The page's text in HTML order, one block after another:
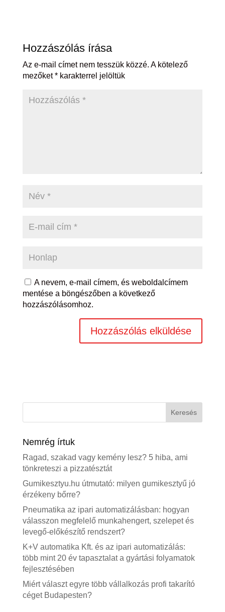
Hozzászólás írása
Az e-mail címet nem tesszük közzé. A kötelező
mezőket*karakterrel jelöltük
A nevem, e-mail címem, és weboldalcímem
mentése a böngészőben a következő
hozzászólásomhoz.
Nemrég írtuk
Ragad, szakad vagy kemény lesz? 5 hiba, ami
tönkreteszi a pizzatésztát
Gumikesztyu.hu útmutató: milyen gumikesztyű jó
érzékeny bőrre?
Pneumatika az ipari automatizálásban: hogyan
válasszon megfelelő munkahengert, szelepet és
levegő-előkészítő rendszert?
K+V automatika Kft. és az ipari automatizálás:
több mint 20 év tapasztalat a gyártási folyamatok
fejlesztésében
Miért választ egyre több vállalkozás profi takarító
céget Budapesten?